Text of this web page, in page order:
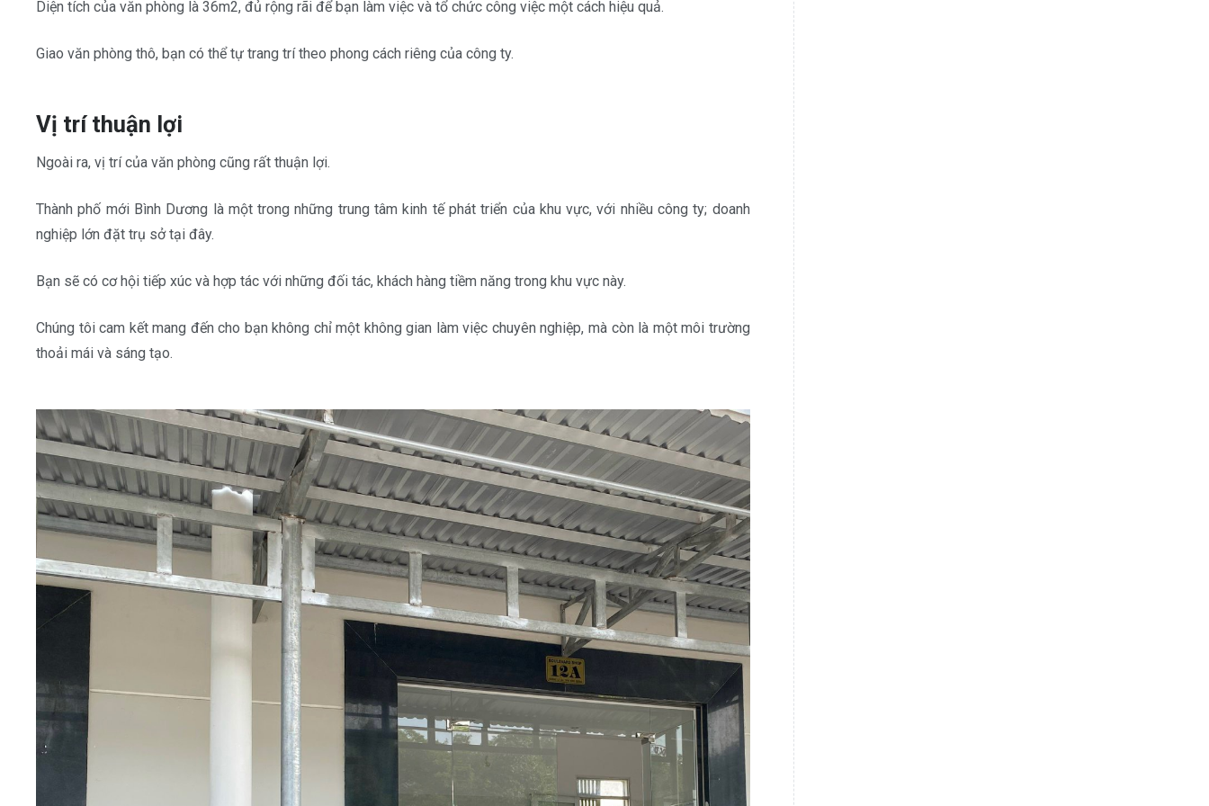
Diện tích của văn phòng là 36m2, đủ rộng rãi để bạn làm việc và tổ chức công việc một cách hiệu quả.
Giao văn phòng thô, bạn có thể tự trang trí theo phong cách riêng của công ty.
Vị trí thuận lợi
Ngoài ra, vị trí của văn phòng cũng rất thuận lợi.
Thành phố mới Bình Dương là một trong những trung tâm kinh tế phát triển của khu vực, với nhiều công ty; doanh
nghiệp lớn đặt trụ sở tại đây.
Bạn sẽ có cơ hội tiếp xúc và hợp tác với những đối tác, khách hàng tiềm năng trong khu vực này.
Chúng tôi cam kết mang đến cho bạn không chỉ một không gian làm việc chuyên nghiệp, mà còn là một môi trường
thoải mái và sáng tạo.